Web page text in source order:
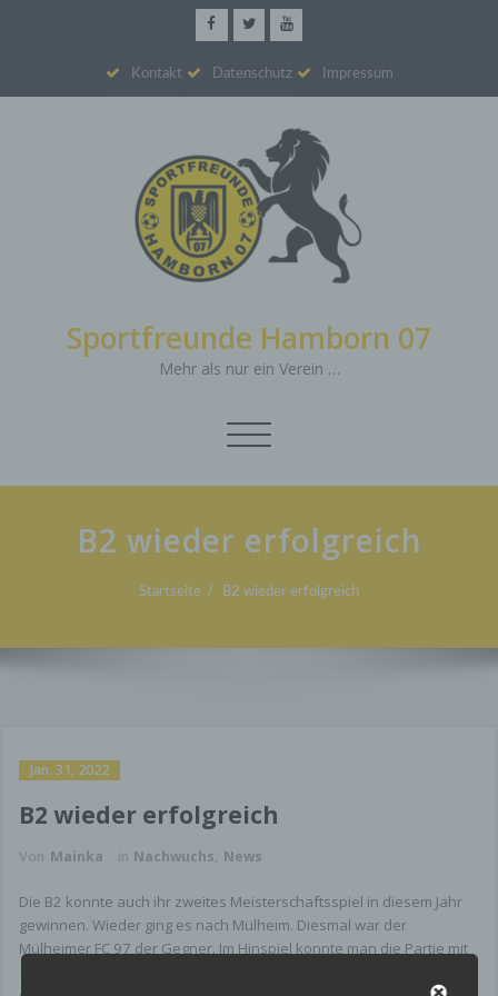
Kontakt Datenschutz Impressum
Sportfreunde Hamborn 07
Mehr als nur ein Verein …
Schalte
B2 wieder erfolgreich
Startseite B2 wieder erfolgreich
Jan. 31, 2022
B2 wieder erfolgreich
Von Mainka in Nachwuchs, News
Die B2 konnte auch ihr zweites Meisterschaftsspiel in diesem Jahr
gewinnen. Wieder ging es nach Mülheim. Diesmal war der
Mülheimer FC 97 der Gegner. Im Hinspiel konnte man die Partie mit